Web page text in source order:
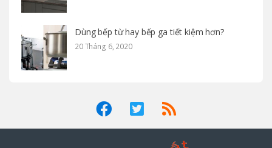
Dùng bếp từ hay bếp ga tiết kiệm hơn?
20 Tháng 6, 2020